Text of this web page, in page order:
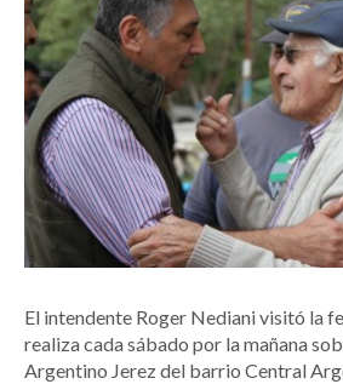
El intendente Roger Nediani visitó la
realiza cada sábado por la mañana
Argentino Jerez del barrio Central